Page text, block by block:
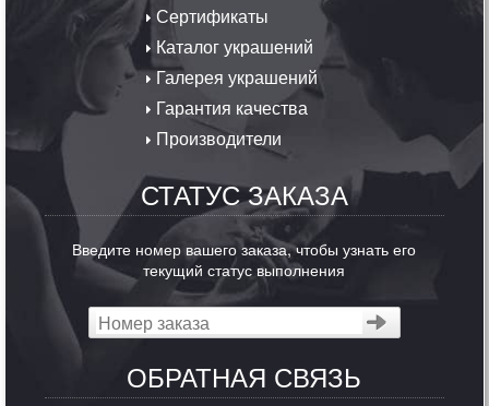
Сертификаты
Каталог украшений
Галерея украшений
Гарантия качества
Производители
СТАТУС ЗАКАЗА
Введите номер вашего заказа, чтобы узнать его
текущий статус выполнения
ОБРАТНАЯ СВЯЗЬ